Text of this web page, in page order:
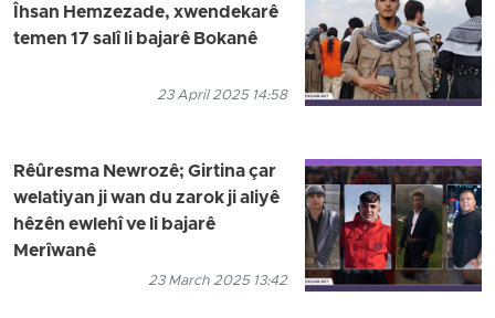
Îhsan Hemzezade, xwendekarê
temen 17 salî li bajarê Bokanê
23 April 2025 14:58
Rêûresma Newrozê; Girtina çar
welatiyan ji wan du zarok ji aliyê
hêzên ewlehî ve li bajarê
Merîwanê
23 March 2025 13:42